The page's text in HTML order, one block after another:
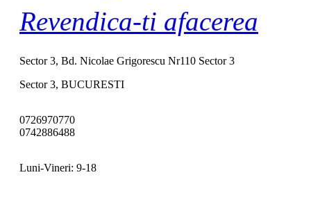
Revendica-ti afacerea
Sector 3, Bd. Nicolae Grigorescu Nr110 Sector 3
Sector 3, BUCURESTI
0726970770
0742886488
Luni-Vineri: 9-18